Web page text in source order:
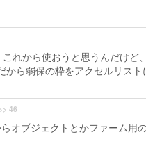
れから使おうと思うんだけど
ら弱保の枠をアクセルリス
>> 46
オブジェクトとかファーム用